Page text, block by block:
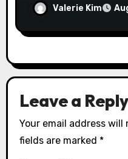
Presence
Valerie Kim
Leave a Reply
Your email address will
fields are marked *